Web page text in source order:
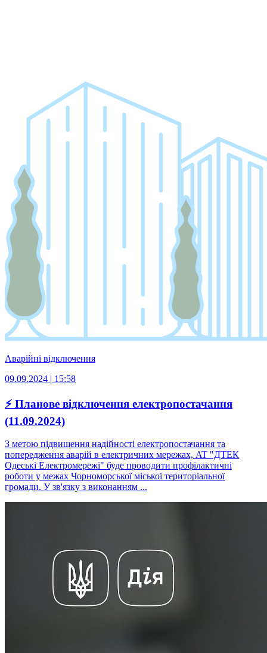
Аварійні відключення
09.09.2024 | 15:58
⚡ Планове відключення електропостачання
(11.09.2024)
З метою підвищення надійності електропостачання та
попередження аварій в електричних мережах, AT "ДТЕК
Одеські Електромережі" буде проводити профілактичні
роботи у межах Чорноморської міської територіальної
громади. У зв'язку з виконанням ...